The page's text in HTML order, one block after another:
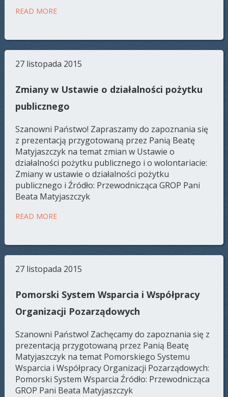
READ MORE
27 listopada 2015
Zmiany w Ustawie o działalności pożytku
publicznego
Szanowni Państwo! Zapraszamy do zapoznania się
z prezentacją przygotowaną przez Panią Beatę
Matyjaszczyk na temat zmian w Ustawie o
działalności pożytku publicznego i o wolontariacie:
Zmiany w ustawie o działalności pożytku
publicznego i Źródło: Przewodnicząca GROP Pani
Beata Matyjaszczyk
READ MORE
27 listopada 2015
Pomorski System Wsparcia i Współpracy
Organizacji Pozarządowych
Szanowni Państwo! Zachęcamy do zapoznania się z
prezentacją przygotowaną przez Panią Beatę
Matyjaszczyk na temat Pomorskiego Systemu
Wsparcia i Współpracy Organizacji Pozarządowych:
Pomorski System Wsparcia Źródło: Przewodnicząca
GROP Pani Beata Matyjaszczyk